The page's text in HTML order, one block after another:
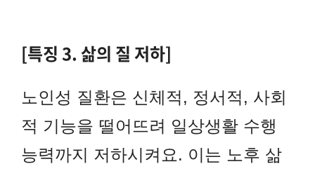
[특징 3. 삶의 질 저하]
노인성 질환은 신체적, 정서적, 사회
적 기능을 떨어뜨려 일상생활 수행
능력까지 저하시켜요. 이는 노후 삶